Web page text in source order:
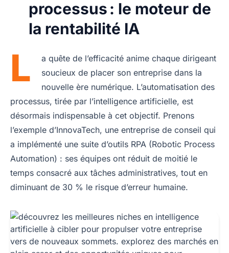
processus : le moteur de
la rentabilité IA
L
a quête de l’efficacité anime chaque dirigeant
soucieux de placer son entreprise dans la
nouvelle ère numérique. L’automatisation des
processus, tirée par l’intelligence artificielle, est
désormais indispensable à cet objectif. Prenons
l’exemple d’InnovaTech, une entreprise de conseil qui
a implémenté une suite d’outils RPA (Robotic Process
Automation) : ses équipes ont réduit de moitié le
temps consacré aux tâches administratives, tout en
diminuant de 30 % le risque d’erreur humaine.